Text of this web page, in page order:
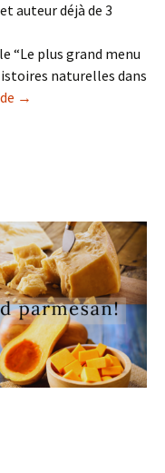
auteur déjà de 3
“Le plus grand menu
naturelles dans
Le plus grand menu du
→